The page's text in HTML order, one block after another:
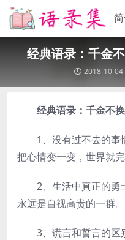
经典语录：千金
2018-10-04
经典语录：千金不
1、没有过不去的事
把心情变一变，世界就完
2、生活中真正的勇
永远是自视高贵的一群。
3、谎言和誓言的区